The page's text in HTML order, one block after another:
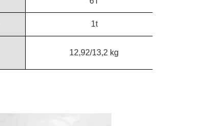
1t
12,92/13,2 kg